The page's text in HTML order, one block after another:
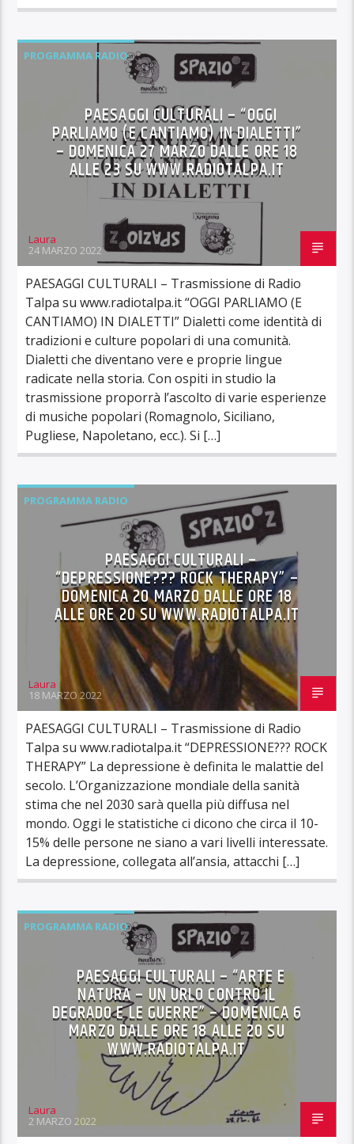
PROGRAMMA RADIO
PAESAGGI CULTURALI – “OGGI
PARLIAMO (E CANTIAMO) IN DIALETTI”
– DOMENICA 27 MARZO DALLE ORE 18
ALLE 23 SU WWW.RADIOTALPA.IT
Laura
24 MARZO 2022
PAESAGGI CULTURALI – Trasmissione di Radio
Talpa su www.radiotalpa.it “OGGI PARLIAMO (E
CANTIAMO) IN DIALETTI” Dialetti come identità di
tradizioni e culture popolari di una comunità.
Dialetti che diventano vere e proprie lingue
radicate nella storia. Con ospiti in studio la
trasmissione proporrà l’ascolto di varie esperienze
di musiche popolari (Romagnolo, Siciliano,
Pugliese, Napoletano, ecc.). Si […]
PROGRAMMA RADIO
PAESAGGI CULTURALI –
“DEPRESSIONE??? ROCK THERAPY” –
DOMENICA 20 MARZO DALLE ORE 18
ALLE ORE 20 SU WWW.RADIOTALPA.IT
Laura
18 MARZO 2022
PAESAGGI CULTURALI – Trasmissione di Radio
Talpa su www.radiotalpa.it “DEPRESSIONE??? ROCK
THERAPY” La depressione è definita le malattie del
secolo. L’Organizzazione mondiale della sanità
stima che nel 2030 sarà quella più diffusa nel
mondo. Oggi le statistiche ci dicono che circa il 10-
15% delle persone ne siano a vari livelli interessate.
La depressione, collegata all’ansia, attacchi […]
PROGRAMMA RADIO
PAESAGGI CULTURALI – “ARTE E
NATURA – UN URLO CONTRO IL
DEGRADO E LE GUERRE” – DOMENICA 6
MARZO DALLE ORE 18 ALLE 20 SU
WWW.RADIOTALPA.IT
Laura
2 MARZO 2022